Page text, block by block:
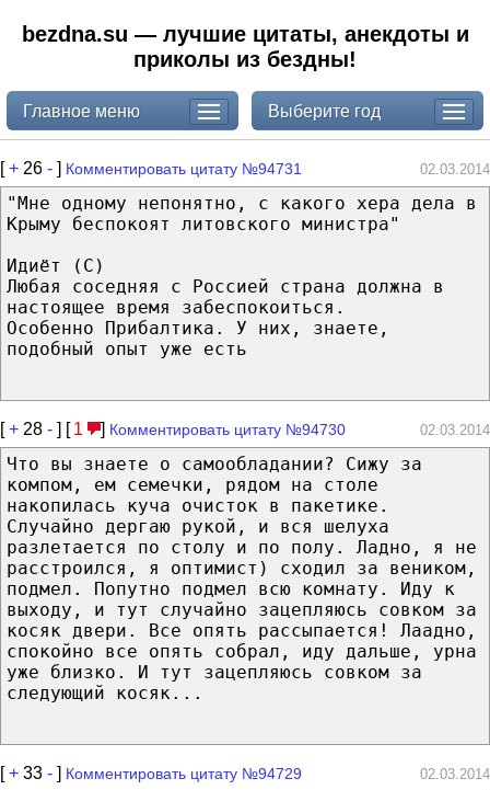
bezdna.su — лучшие цитаты, анекдоты и
приколы из бездны!
Главное меню Выберите год
[+ 26 - ] Комментировать цитату №94731 02.03.2014
"Мне одному непонятно, с какого хера дела в
Крыму беспокоят литовского министра"
Идиёт (С)
Любая соседняя с Россией страна должна в
настоящее время забеспокоиться.
Особенно Прибалтика. У них, знаете,
подобный опыт уже есть
[+ 28 - ] [ 1 ] Комментировать цитату №94730 02.03.2014
Что вы знаете о самообладании? Сижу за
компом, ем семечки, рядом на столе
накопилась куча очисток в пакетике.
Случайно дергаю рукой, и вся шелуха
разлетается по столу и по полу. Ладно, я не
расстроился, я оптимист) сходил за веником,
подмел. Попутно подмел всю комнату. Иду к
выходу, и тут случайно зацепляюсь совком за
косяк двери. Все опять рассыпается! Лаадно,
спокойно все опять собрал, иду дальше, урна
уже близко. И тут зацепляюсь совком за
следующий косяк...
[+ 33 - ] Комментировать цитату №94729 02.03.2014